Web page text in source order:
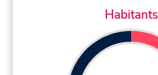
Habitants